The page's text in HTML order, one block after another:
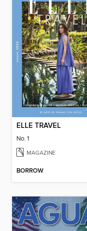
ELLE TRAVEL
No. 1
MAGAZINE
BORROW